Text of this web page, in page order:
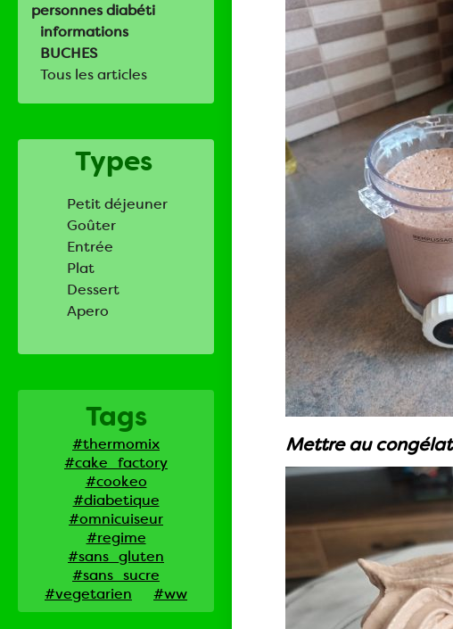
personnes diabéti
informations
BUCHES
Tous les articles
Types
Petit déjeuner
Goûter
Entrée
Plat
Dessert
Apero
Tags
#thermomix
#cake_factory
#cookeo
#diabetique
#omnicuiseur
#regime
#sans_gluten
#sans_sucre
#vegetarien
#ww
Mettre au